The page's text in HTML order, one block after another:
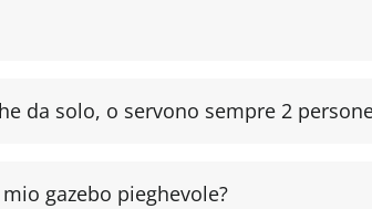
da solo, o servono sempre 2
gazebo pieghevole?